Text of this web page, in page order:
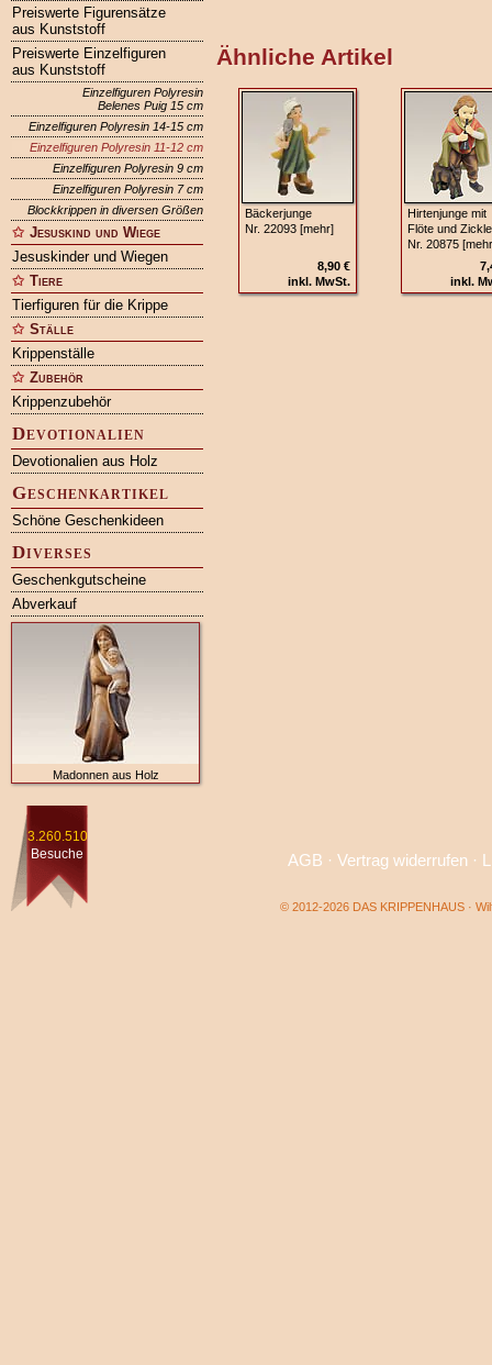
Preiswerte Figurensätze
aus Kunststoff
Preiswerte Einzelfiguren
aus Kunststoff
Einzelfiguren Polyresin
Belenes Puig 15 cm
Einzelfiguren Polyresin 14-15 cm
Einzelfiguren Polyresin 11-12 cm
Einzelfiguren Polyresin 9 cm
Einzelfiguren Polyresin 7 cm
Blockkrippen in diversen Größen
Jesuskind und Wiege
Jesuskinder und Wiegen
Tiere
Tierfiguren für die Krippe
Ställe
Krippenställe
Zubehör
Krippenzubehör
Devotionalien
Devotionalien aus Holz
Geschenkartikel
Schöne Geschenkideen
Diverses
Geschenkgutscheine
Abverkauf
Madonnen aus Holz
Ähnliche Artikel
Bäckerjunge
Nr. 22093 [mehr]
8,90 €
inkl. MwSt.
Hirtenjunge mit
Flöte und
Nr. 20875
inkl.
3.260.510
Besuche
AGB · Vertrag widerrufen·
© 2012-2026 DAS KRIPPENHAUS ·